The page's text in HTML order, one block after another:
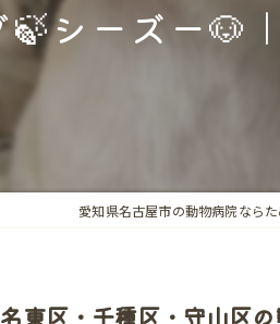
シーズー🐶
愛知県名古屋市の動物病院なら
東区・千種区・守山区の